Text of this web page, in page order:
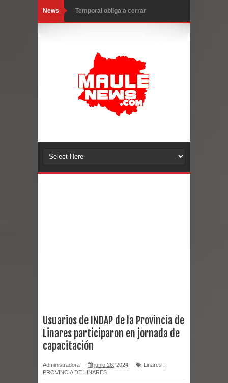
News Temporal obliga a cerrar
Chancho en Talca tras caída de
ramas cerca de carpas
Miles llegan a la Plaza de Armas de
Talca en el inicio de la Fiesta del
Torneo de Asadores reúne a 13
Curicó desarrollará jornada de
virus respiratorios
Usuarios de INDAP de la Provincia de
Linares participaron en jornada de
capacitación
Administradora junio 26, 2024 Linares
PROVINCIA DE LINARES